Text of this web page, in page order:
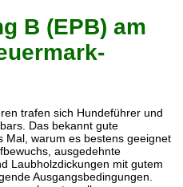
B (EPB) am
trafen sich Hundeführer und
Das bekannt gute
Mal, warum es bestens geeignet
ausgedehnte
Laubholzdickungen mit gutem
Ausgangsbedingungen.